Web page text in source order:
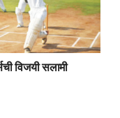
विजयी सलामी